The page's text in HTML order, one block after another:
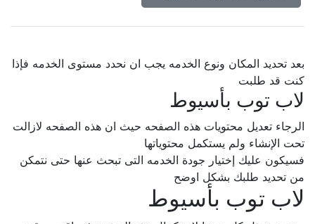
بعد تحديد المكان ونوع الخدمه يجب ان نحدد مستوى الخدمه فإذا
كنت قد طلبت
لاب توب بأسيوط
الرجاء تعديل محتويات هذه الصفحه حيث ان هذه الصفحه لازالت
تحت الإنشاء ولم يستكمل محتوياتها
فسيكون عليك إختيار جودة الخدمه التى تبحث عنها حتى نتمكن
من تحديد طلبك بشكل اوضح
لاب توب بأسيوط